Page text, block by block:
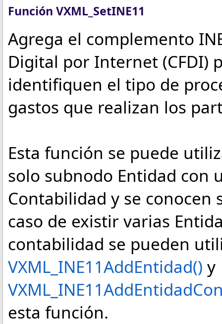
Función VXML_SetINE11
Agrega el complemento
Digital por Internet (CFDI)
identifiquen el tipo de
gastos que realizan los
Esta función se puede
solo subnodo Entidad con
Contabilidad y se
caso de existir varias
contabilidad se pueden
VXML_INE11AddEntidad() y
esta función.